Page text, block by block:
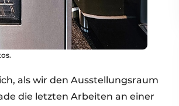
als wir den Ausstellungsraum
die letzten Arbeiten an einer